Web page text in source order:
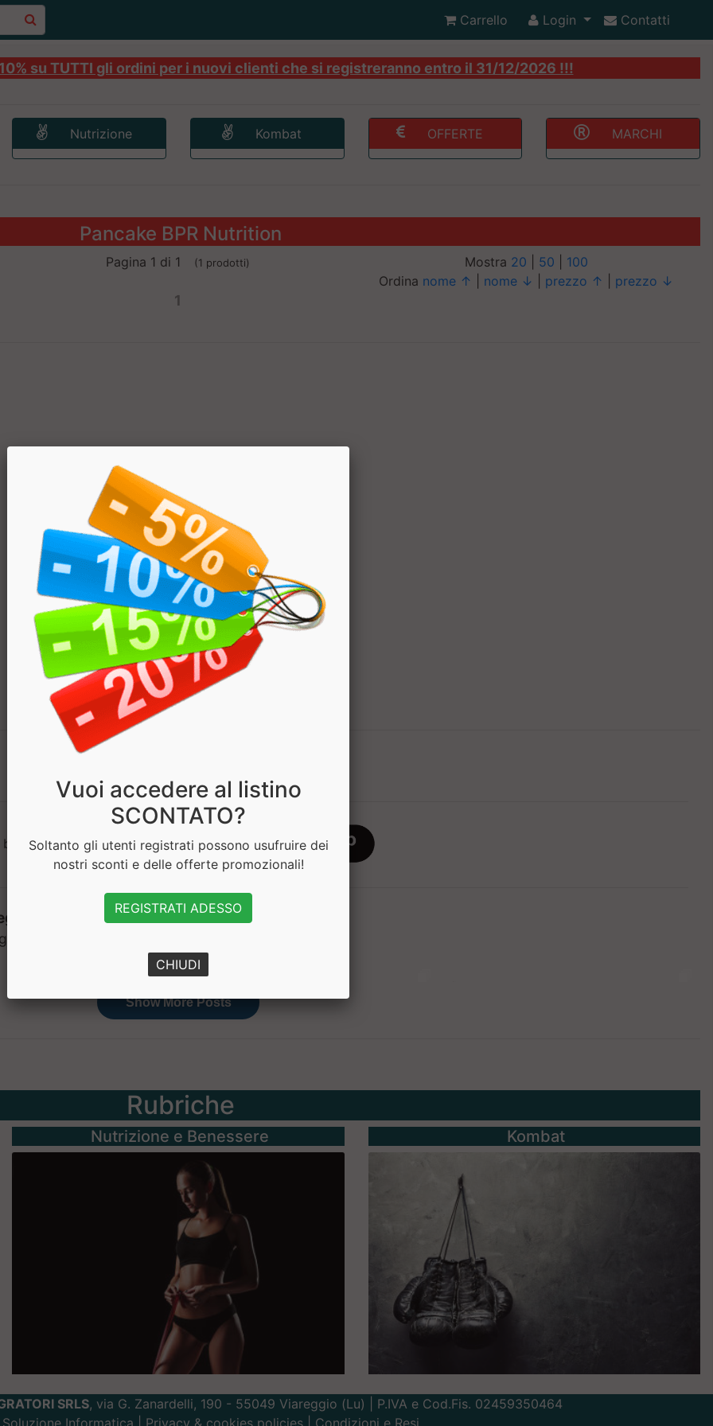
Carrello Login Contatti
su TUTTI gli ordini per i nuovi clienti che si registreranno entro il 31/12/2026 !!!
Nutrizione Kombat OFFERTE MARCHI
Pancake BPR Nutrition
Pagina 1 di 1 (1 prodotti)
1
Mostra 20 50
100
Ordina nome ↑ nome ↓ prezzo ↑ prezzo ↓
bisogno di aiuto? Chatta con noi
Rubriche
Nutrizione e Benessere Kombat
SRLS, via G. Zanardelli, 190 - 55049 Viareggio (Lu) | P.IVA e Cod.Fis. 02459350464
Informatica
Privacy & cookiespolicies | Condizioni e Resi
Vuoi accedere al listino
SCONTATO?
Soltanto gli utenti registrati possono usufruire dei
nostri sconti e delle offerte promozionali!
REGISTRATI ADESSO
CHIUDI